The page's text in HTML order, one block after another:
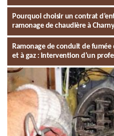
Pourquoi choisir un contrat
ramonage de chaudière à
Ramonage de conduit de fumée
et à gaz : intervention d’un